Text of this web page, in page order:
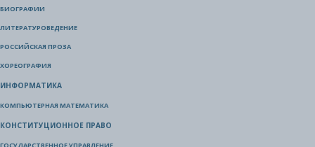
БИОГРАФИИ
ЛИТЕРАТУРОВЕДЕНИЕ
РОССИЙСКАЯ ПРОЗА
ХОРЕОГРАФИЯ
ИНФОРМАТИКА
КОМПЬЮТЕРНАЯ МАТЕМАТИКА
КОНСТИТУЦИОННОЕ ПРАВО